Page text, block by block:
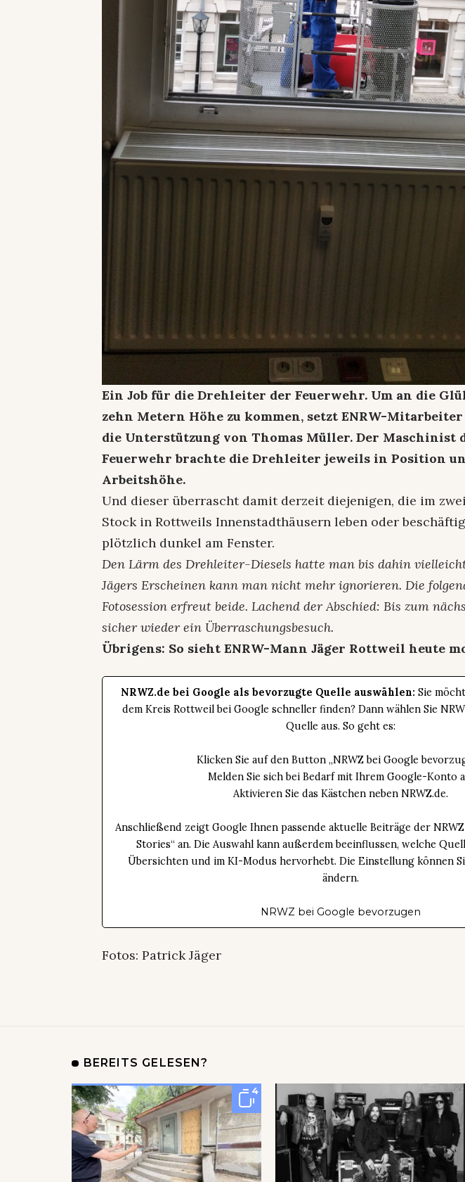
Ein Job für die Drehleiter der Feuerwehr. Um an die
zehn Metern Höhe zu kommen, setzt ENRW-
die Unterstützung von Thomas Müller. Der Maschinist
Feuerwehr brachte die Drehleiter jeweils in Position
Arbeitshöhe.
Und dieser überrascht damit derzeit diejenigen, die im
Stock in Rottweils Innenstadthäusern leben oder
plötzlich dunkel am Fenster.
Den Lärm des Drehleiter-Diesels hatte man bis dahin
Jägers Erscheinen kann man nicht mehr ignorieren. Die
Fotosession erfreut beide. Lachend der Abschied: Bis zum
sicher wieder ein Überraschungsbesuch.
Übrigens: So sieht ENRW-Mann Jäger Rottweil heute
NRWZ.de bei Google als bevorzugte Quelle auswählen: Sie
dem Kreis Rottweil bei Google schneller finden? Dann wählen Sie
Quelle aus. So geht es:
Klicken Sie auf den Button „NRWZ bei Google
Melden Sie sich bei Bedarf mit Ihrem Google-Konto
Aktivieren Sie das Kästchen neben NRWZ.de.
Anschließend zeigt Google Ihnen passende aktuelle Beiträge der
Stories“ an. Die Auswahl kann außerdem beeinflussen, welche
Übersichten und im KI-Modus hervorhebt. Die Einstellung können
ändern.
NRWZ bei Google bevorzugen
Fotos: Patrick Jäger
BEREITS GELESEN?
4